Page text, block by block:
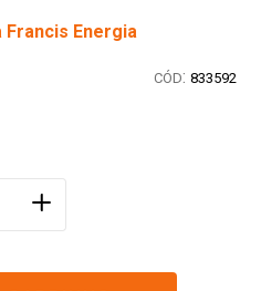
Francis Energia
: 833592
＋